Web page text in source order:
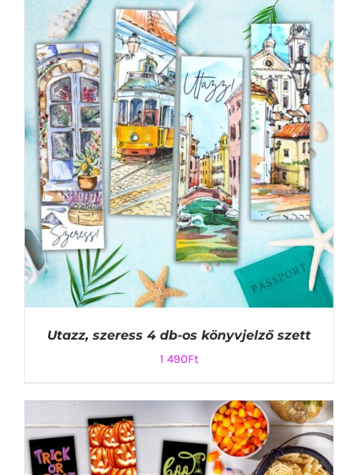
KOSÁRBA TESZEM
/
RÉSZLETEK
KOSÁRBA TESZEM
/
RÉSZLETEK
Utazz, szeress 4 db-os könyvjelző szett
1 490Ft